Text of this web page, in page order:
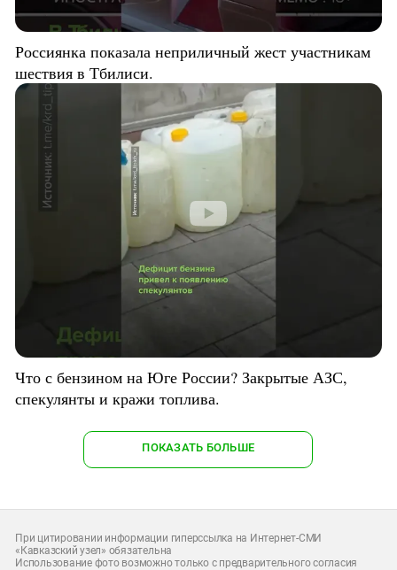
Россиянка показала неприличный жест участникам
шествия в Тбилиси.
Что с бензином на Юге России? Закрытые АЗС,
спекулянты и кражи топлива.
ПОКАЗАТЬ БОЛЬШЕ
При цитировании информации гиперссылка на Интернет-СМИ
«Кавказский узел» обязательна
Использование фото возможно только с предварительного согласия